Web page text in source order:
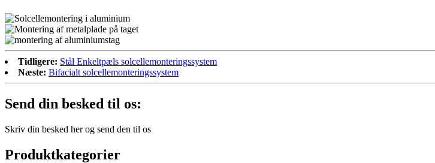
Tidligere: Stål Enkeltpæls solcellemonteringssystem
Næste: Bifacialt solcellemonteringssystem
Send din besked til os:
Skriv din besked her og send den til os
Produktkategorier